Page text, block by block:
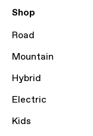
Shop
Road
Mountain
Hybrid
Electric
Kids